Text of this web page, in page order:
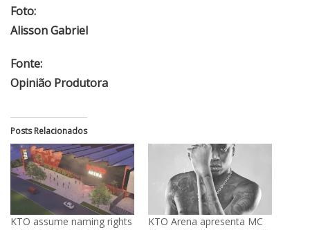
Foto:
Alisson Gabriel
Fonte:
Opinião Produtora
Posts Relacionados
KTO assume naming rights
KTO Arena apresenta MC